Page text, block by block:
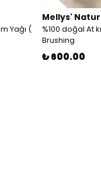
Yağı (
Mellys'
%100 doğal At
Brushing
₺ 600.00